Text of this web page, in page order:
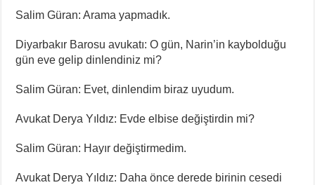
Salim Güran: Arama yapmadık.
Diyarbakır Barosu avukatı: O gün, Narin’in kaybolduğu
gün eve gelip dinlendiniz mi?
⁠Salim Güran: Evet, dinlendim biraz uyudum.
Avukat Derya Yıldız: Evde elbise değiştirdin mi?
Salim Güran: Hayır değiştirmedim.
Avukat Derya Yıldız: Daha önce derede birinin cesedi